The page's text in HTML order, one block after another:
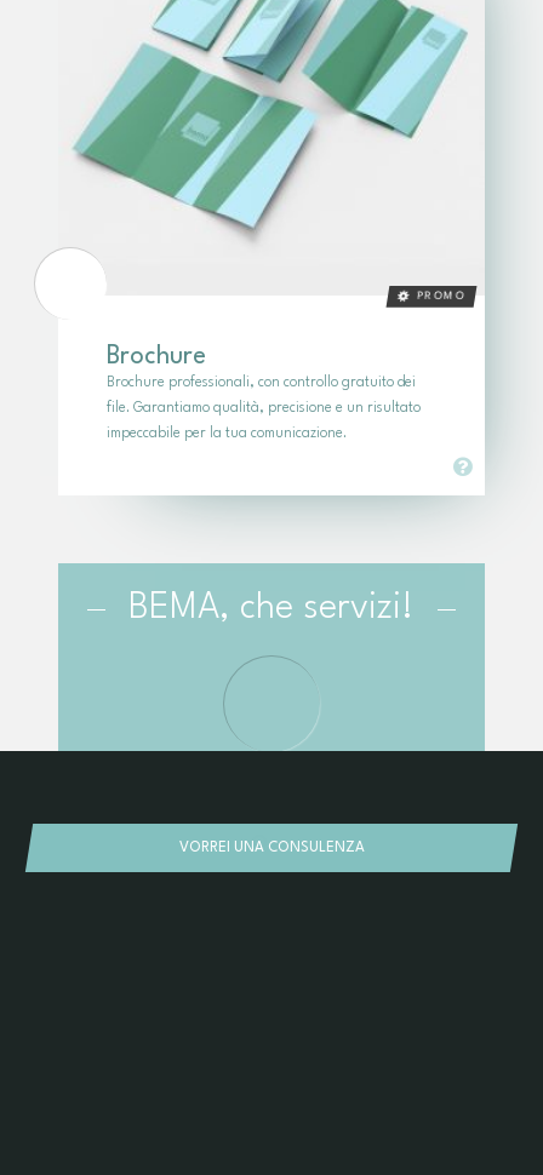
PROMO
Brochure
Brochure professionali, con controllo gratuito dei
file. Garantiamo qualità, precisione e un risultato
impeccabile per la tua comunicazione.
BEMA, che servizi!
VORREI UNA CONSULENZA